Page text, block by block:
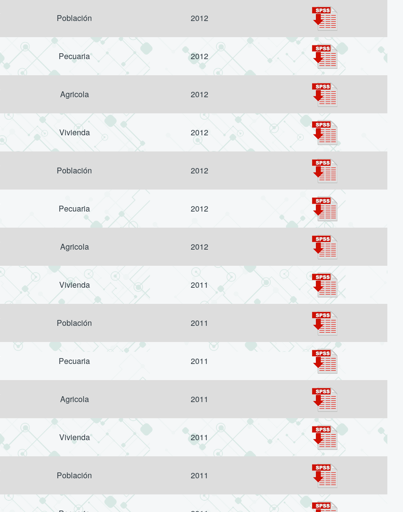
Población 2012
Pecuaria 2012
Agricola 2012
Vivienda 2012
Población 2012
Pecuaria 2012
Agricola 2012
Vivienda 2011
Población 2011
Pecuaria 2011
Agricola 2011
Vivienda 2011
Población 2011